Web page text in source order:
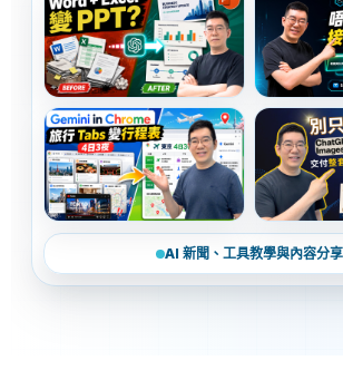
AI 新聞、工具教學與內容分享